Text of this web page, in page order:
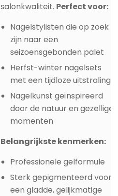
salonkwaliteit. Perfect voor:
Nagelstylisten die op zoek
zijn naar een
seizoensgebonden palet
Herfst-winter nagelsets
met een tijdloze uitstraling
Nagelkunst geïnspireerd
door de natuur en gezellige
momenten
Belangrijkste kenmerken:
Professionele gelformule
Sterk gepigmenteerd voor
een gladde, gelijkmatige